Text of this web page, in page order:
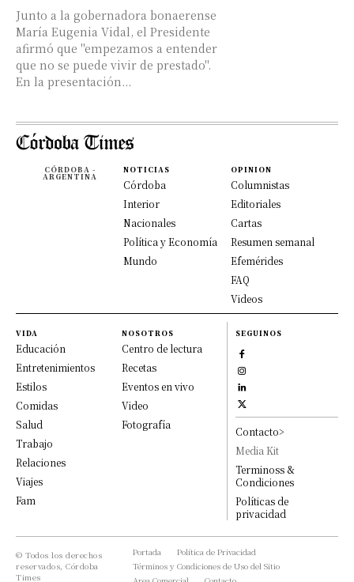
Junto a la gobernadora bonaerense
María Eugenia Vidal, el Presidente
afirmó que "empezamos a entender
que no se puede vivir de prestado".
En la presentación...
CÓRDOBA -
ARGENTINA
NOTICIAS
Córdoba
Interior
Nacionales
Política y Economía
Mundo
OPINION
Columnistas
Editoriales
Cartas
Resumen semanal
Efemérides
FAQ
Videos
VIDA
Educación
Entretenimientos
Estilos
Comidas
Salud
Trabajo
Relaciones
Viajes
Fam
NOSOTROS
Centro de lectura
Recetas
Eventos en vivo
Video
Fotografía
SEGUINOS
Contacto>
Media Kit
Terminoss &
Condiciones
Políticas de
privacidad
© Todos los derechos
reservados, Córdoba
Times
Portada
Política de Privacidad
Términos y Condiciones de Uso del Sitio